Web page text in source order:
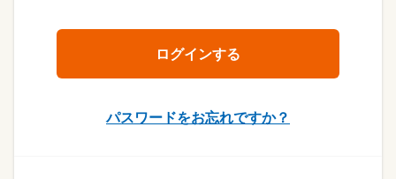
パスワードをお忘れですか？